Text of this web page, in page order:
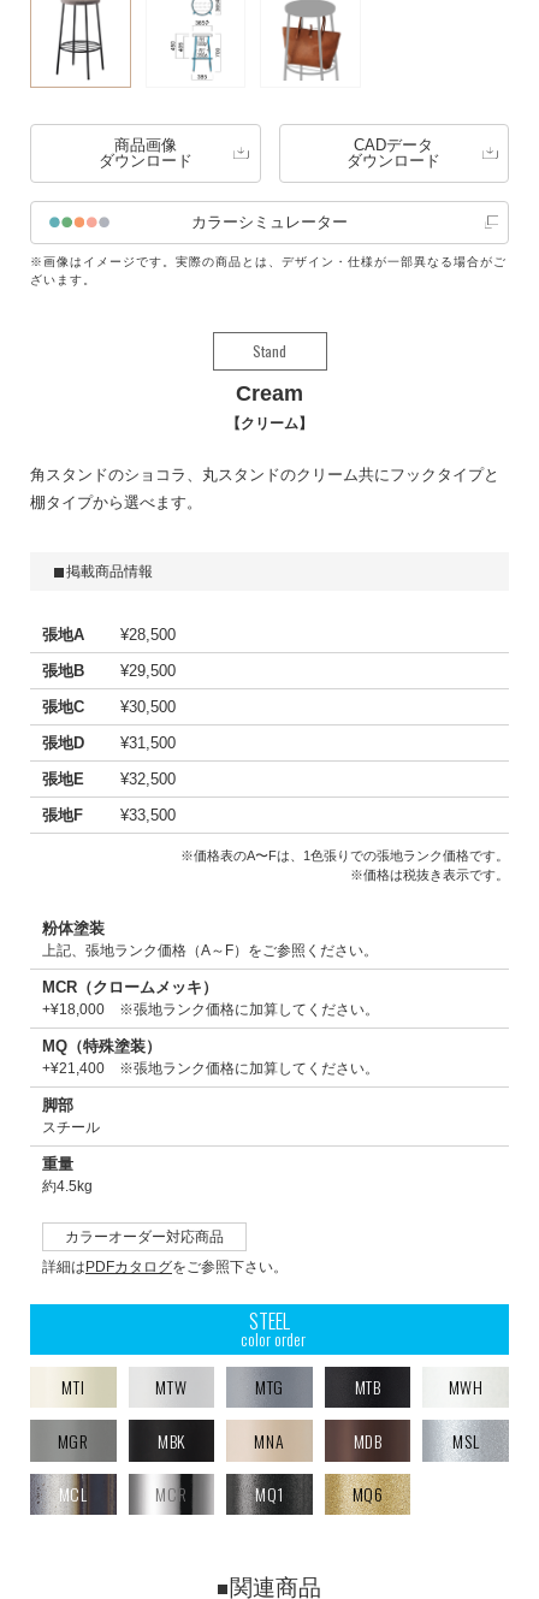
商品画像
ダウンロード
CADデータ
ダウンロード
カラーシミュレーター
※画像はイメージです。実際の商品とは、デザイン・仕様が一部異なる場合がご
ざいます。
Stand
Cream
クリーム
角スタンドのショコラ、丸スタンドのクリーム共にフックタイプと
棚タイプから選べます。
掲載商品情報
張地A
¥28,500
張地B
¥29,500
張地C
¥30,500
張地D
¥31,500
張地E
¥32,500
張地F
¥33,500
※価格表のA〜Fは、1色張りでの張地ランク価格です。
※価格は税抜き表示です。
粉体塗装
上記、張地ランク価格（A～F）をご参照ください。
MCR（クロームメッキ）
+¥18,000 ※張地ランク価格に加算してください。
MQ（特殊塗装）
+¥21,400 ※張地ランク価格に加算してください。
脚部
スチール
重量
約4.5kg
カラーオーダー対応商品
詳細はPDFカタログをご参照下さい。
STEEL
color order
MTI
MTW MTG MTB MWH
MGR MBK MNA MDB MSL
MCL MCR MQ1 MQ6
関連商品